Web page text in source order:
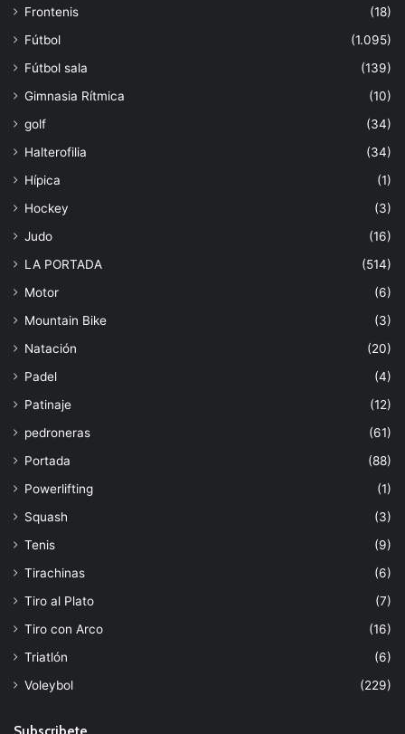
Frontenis
(18)
Fútbol
(1.095)
Fútbol sala
(139)
Gimnasia Rítmica
(10)
golf
(34)
Halterofilia
(34)
Hípica
(1)
Hockey
(3)
Judo
(16)
LA PORTADA
(514)
Motor
(6)
Mountain Bike
(3)
Natación
(20)
Padel
(4)
Patinaje
(12)
pedroneras
(61)
Portada
(88)
Powerlifting
(1)
Squash
(3)
Tenis
(9)
Tirachinas
(6)
Tiro al Plato
(7)
Tiro con Arco
(16)
Triatlón
(6)
Voleybol
(229)